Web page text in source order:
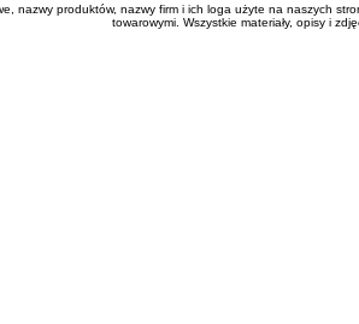
nazwy produktów, nazwy firm i ich loga użyte na naszych
towarowymi. Wszystkie materiały, opisy i